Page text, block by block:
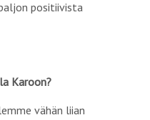
positiivista
Karoon?
vähän liian